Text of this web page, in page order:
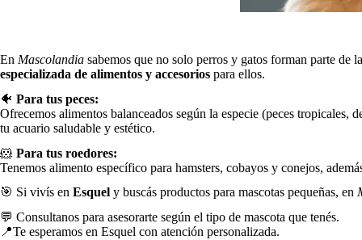
En Mascolandia sabemos que no solo perros y gatos forman parte de
especializada de alimentos y accesorios para ellos.
🐠 Para tus peces:
Ofrecemos alimentos balanceados según la especie (peces
tu acuario saludable y estético.
🐹 Para tus roedores:
Tenemos alimento específico para hamsters, cobayos y conejos,
🎯 Si vivís en Esquel y buscás productos para mascotas pequeñas, en
💬 Consultanos para asesorarte según el tipo de mascota que tenés.
📍Te esperamos en Esquel con atención personalizada.